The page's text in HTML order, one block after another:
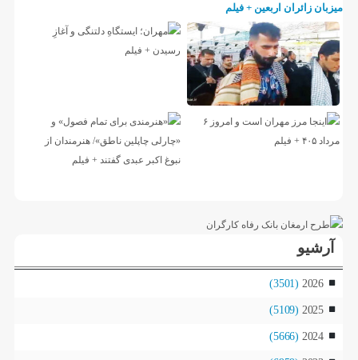
میزبان زائران اربعین + فیلم
آرشیو
2026
(3501)
2025
(5109)
2024
(5666)